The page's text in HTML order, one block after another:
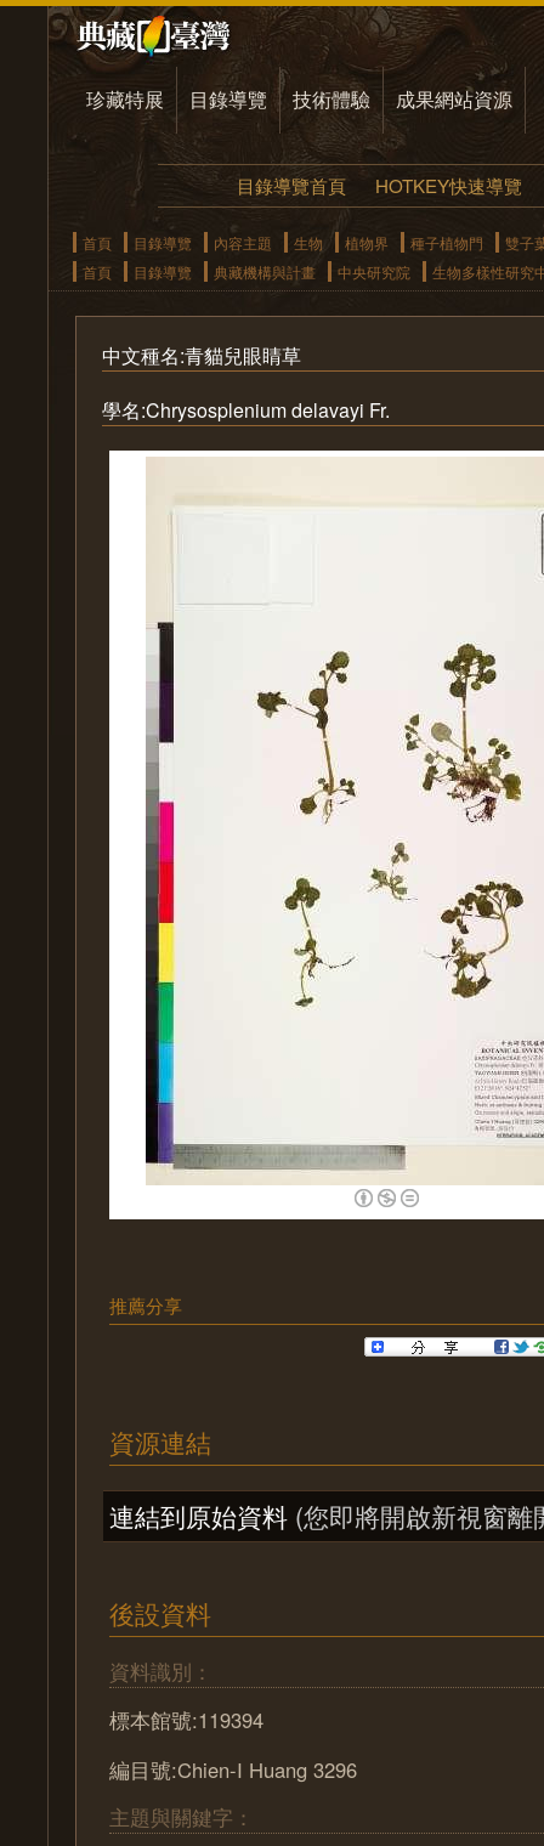
珍藏特展 目錄導覽 技術體驗 成果網站資源
目錄導覽首頁 HOTKEY快速導覽
首頁 目錄導覽 內容主題 生物 植物界 種子植物門
雙子
首頁
目錄導覽 典藏機構與計畫 中央研究院 生物多樣性研究
中文種名:青貓兒眼睛草
學名:Chrysosplenium delavayi Fr.
推薦分享
資源連結
連結到原始資料 (您即將開啟新視窗離
後設資料
資料識別：
標本館號:119394
編目號:Chien-I Huang 3296
主題與關鍵字：